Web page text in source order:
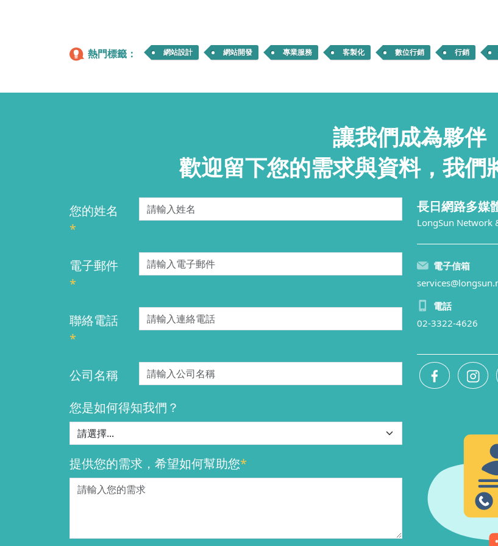
熱門標籤： 網站設計 網站開發 專業服務 客製化 數位行銷 行銷
讓我們成為夥伴
歡迎留下您的需求與資料，我們
您的姓名
*
電子郵件
*
聯絡電話
*
公司名稱
您是如何得知我們？
提供您的需求，希望如何幫助您*
長日網路多媒
LongSun Network
電子信箱
電話
02-3322-4626